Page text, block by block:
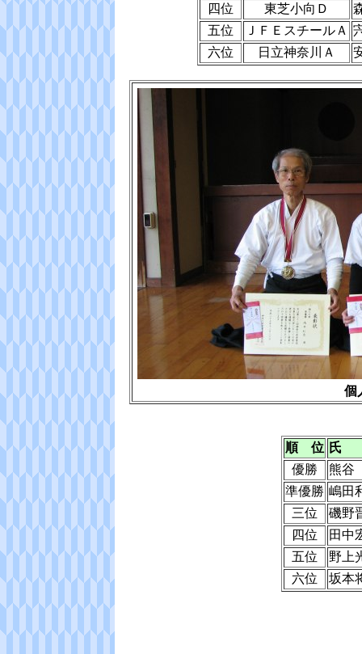
四位
東芝小向Ｄ
五位
ＪＦＥスチールＡ
六位
日立神奈川Ａ
個
順 位 氏
優勝
熊
準優勝 嶋田
三位
磯野
四位
田中
五位
野上
六位
坂本